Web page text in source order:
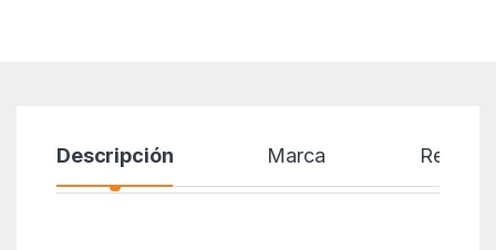
Descripción Marca Reseñas